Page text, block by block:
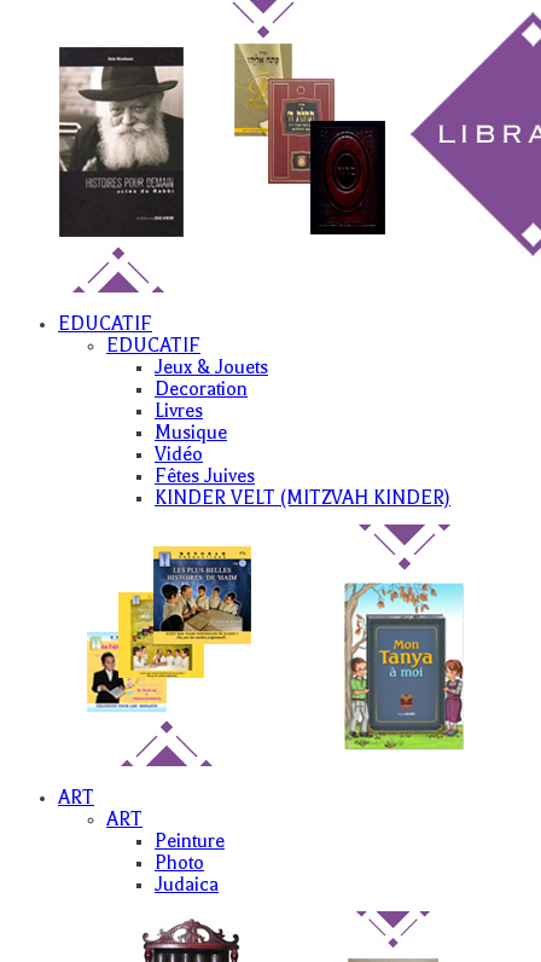
EDUCATIF
EDUCATIF
Jeux & Jouets
Decoration
Livres
Musique
Vidéo
Fêtes Juives
KINDER VELT (MITZVAH KINDER)
ART
ART
Peinture
Photo
Judaica